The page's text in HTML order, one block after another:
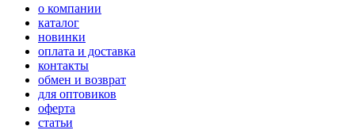
о компании
каталог
новинки
оплата и доставка
контакты
обмен и возврат
для оптовиков
оферта
статьи